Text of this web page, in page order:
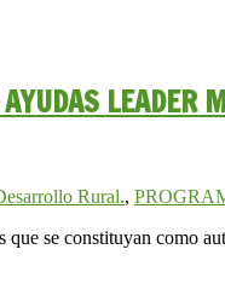
Rural.,
que se constituyan como